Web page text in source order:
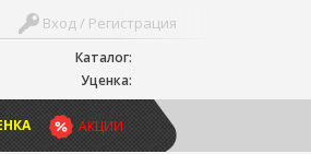
Каталог:
Уценка:
Вход / Регистрация
АКЦИИ